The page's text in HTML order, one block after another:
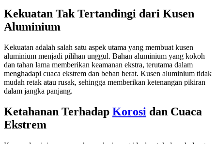
Kekuatan Tak Tertandingi dari Kusen
Aluminium
Kekuatan adalah salah satu aspek utama yang membuat kusen
aluminium menjadi pilihan unggul. Bahan aluminium yang kokoh
dan tahan lama memberikan keamanan ekstra, terutama dalam
menghadapi cuaca ekstrem dan beban berat. Kusen aluminium tidak
mudah retak atau rusak, sehingga memberikan ketenangan pikiran
dalam jangka panjang.
Ketahanan Terhadap Korosi dan Cuaca
Ekstrem